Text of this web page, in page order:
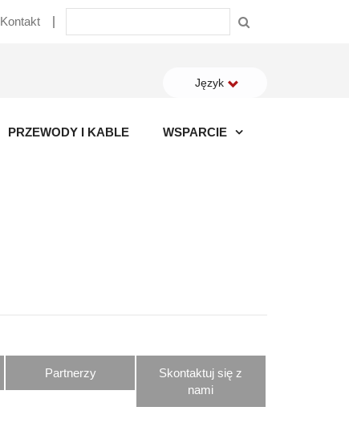
Kontakt
Język
PRZEWODY I KABLE WSPARCIE
Partnerzy
Skontaktuj się z
nami